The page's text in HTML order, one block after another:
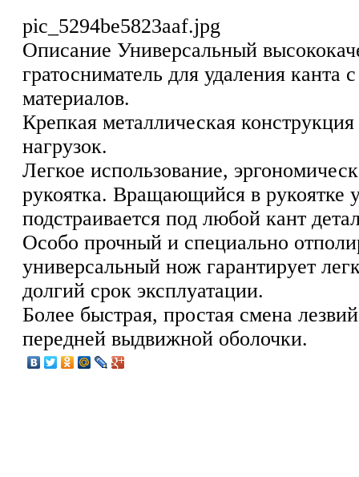
pic_5294be5823aaf.jpg
Описание Универсальный
гратосниматель для удаления канта
материалов.
Крепкая металлическая
нагрузок.
Легкое использование,
рукоятка. Вращающийся в рукоятке
подстраивается под любой кант
Особо прочный и специально
универсальный нож гарантирует
долгий срок эксплуатации.
Более быстрая, простая смена лезвий
передней выдвижной оболочки.